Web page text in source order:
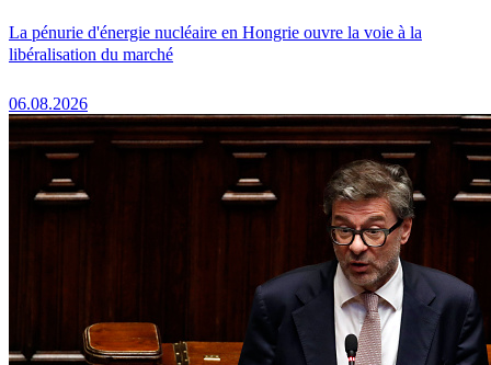
La pénurie d'énergie nucléaire en Hongrie ouvre la voie à la
libéralisation du marché
06.08.2026